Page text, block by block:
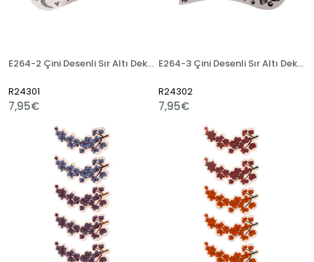
E264-2 Çini Desenli Sır Altı Dekal 24 cm
R24301
7,95€
E264-3 Çini Desenli Sır Altı Dekal 24 cm
R24302
7,95€